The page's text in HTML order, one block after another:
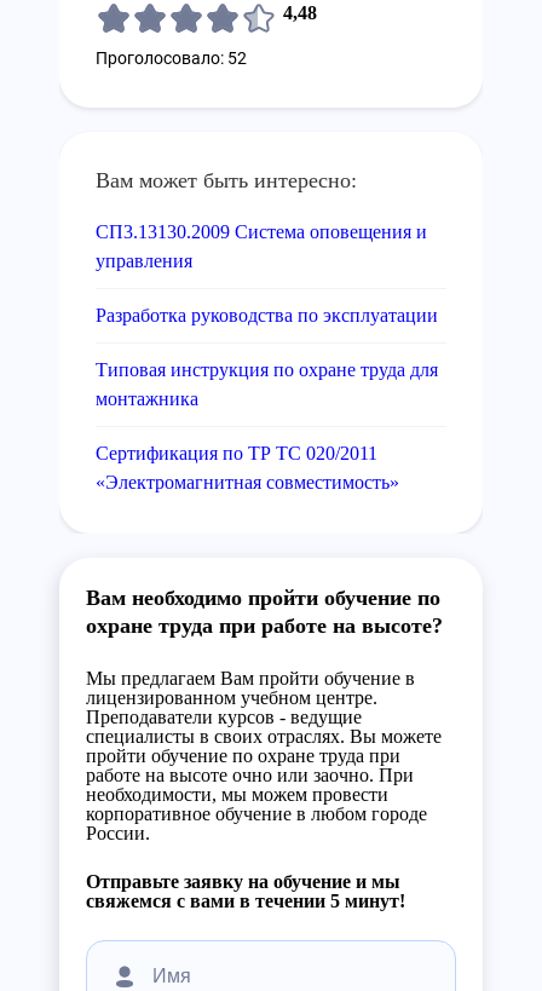
4,48
Проголосовало: 52
Вам может быть интересно:
СП3.13130.2009 Система оповещения и
управления
Разработка руководства по эксплуатации
Типовая инструкция по охране труда для
монтажника
Сертификация по ТР ТС 020/2011
«Электромагнитная совместимость»
Вам необходимо пройти обучение по
охране труда при работе на высоте?
Мы предлагаем Вам пройти обучение в
лицензированном учебном центре.
Преподаватели курсов - ведущие
специалисты в своих отраслях. Вы можете
пройти обучение по охране труда при
работе на высоте очно или заочно. При
необходимости, мы можем провести
корпоративное обучение в любом городе
России.
Отправьте заявку на обучение и мы
свяжемся с вами в течении 5 минут!